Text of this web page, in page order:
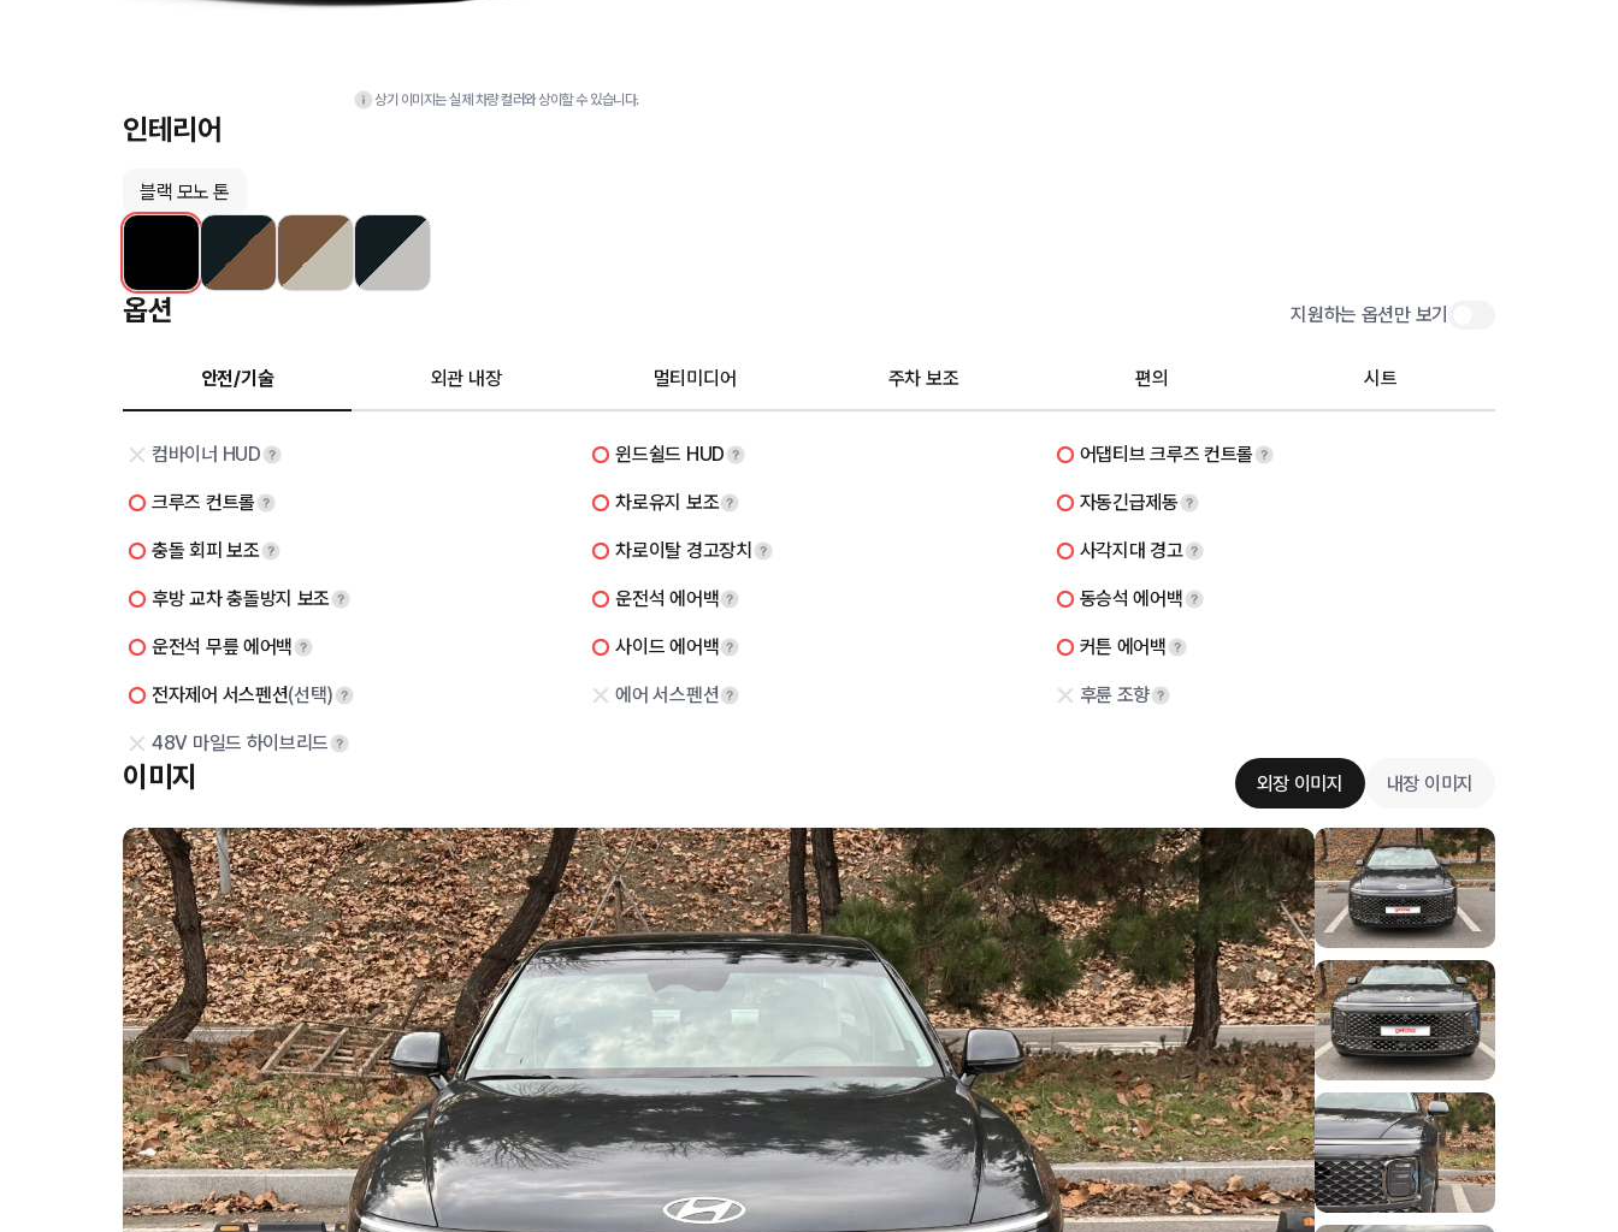
상기 이미지는 실제 차량 컬러와 상이할 수 있습니다.
인테리어
블랙 모노 톤
옵션 지원하는 옵션만 보기
안전/기술 외관 내장 멀티미디어 주차 보조 편의 시트
컴바이너 HUD 윈드쉴드 HUD 어댑티브 크루즈 컨트롤
크루즈 컨트롤 차로유지 보조 자동긴급제동
충돌 회피 보조 차로이탈 경고장치 사각지대 경고
후방 교차 충돌방지 보조 운전석 에어백 동승석 에어백
운전석 무릎 에어백 사이드 에어백 커튼 에어백
전자제어 서스펜션(선택) 에어 서스펜션 후륜 조향
48V 마일드 하이브리드
이미지 외장 이미지 내장 이미지